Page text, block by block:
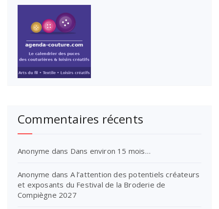
Commentaires récents
Anonyme dans Dans environ 15 mois…
Anonyme dans A l’attention des potentiels créateurs
et exposants du Festival de la Broderie de
Compiègne 2027